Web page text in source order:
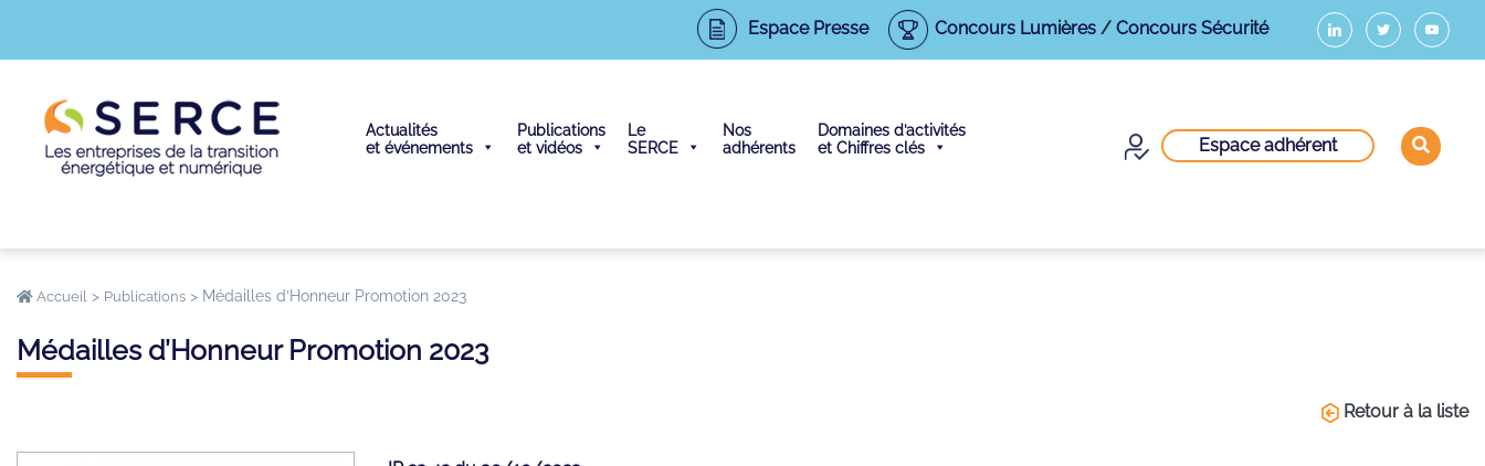
Espace Presse Concours Lumières/ Concours Sécurité
Actualités
et événements
Publications
et vidéos
Le
SERCE
Nos
adhérents
Domaines d’activités
et Chiffres clés
Espace adhérent
Accueil > Publications > Médailles d’Honneur Promotion 2023
Médailles d’Honneur Promotion 2023
Retour à la liste